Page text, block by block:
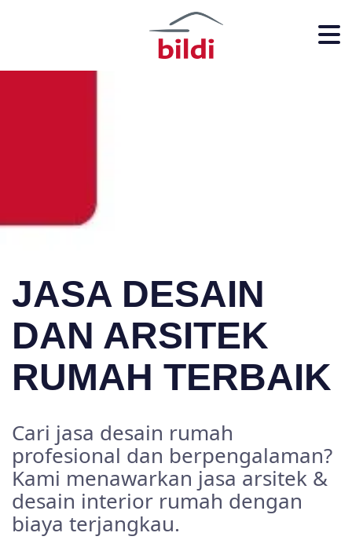
JASA DESAIN
DAN ARSITEK
RUMAH TERBAIK
Cari jasa desain rumah
profesional dan berpengalaman?
Kami menawarkan jasa arsitek &
desain interior rumah dengan
biaya terjangkau.